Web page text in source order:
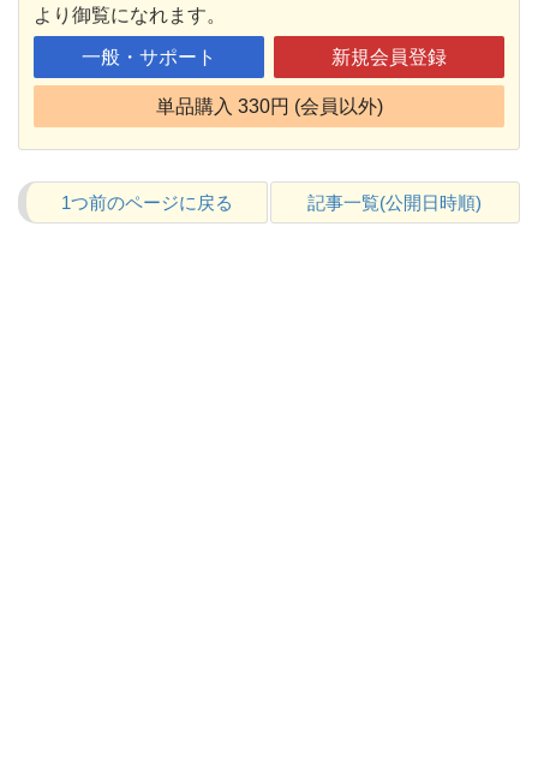
より御覧になれます。
一般・サポート 新規会員登録
単品購入 330円 (会員以外)
1つ前のページに戻る 記事一覧(公開日時順)